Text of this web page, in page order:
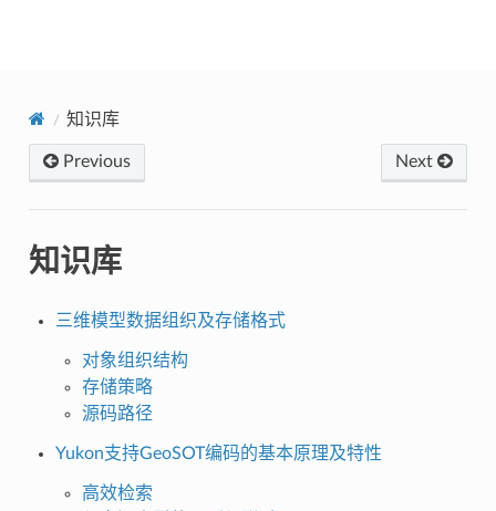
知识库
Previous Next
知识库
三维模型数据组织及存储格式
对象组织结构
存储策略
源码路径
Yukon支持GeoSOT编码的基本原理及特性
高效检索